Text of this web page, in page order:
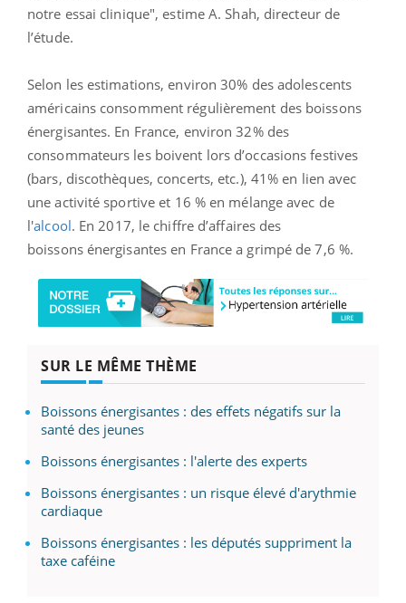
notre essai clinique", estime A. Shah, directeur de
l’étude.
Selon les estimations, environ 30% des adolescents
américains consomment régulièrement des boissons
énergisantes. En France, environ 32% des
consommateurs les boivent lors d’occasions festives
(bars, discothèques, concerts, etc.), 41% en lien avec
une activité sportive et 16 % en mélange avec de
l'alcool. En 2017, le chiffre d’affaires des
boissons énergisantes en France a grimpé de 7,6 %.
SUR LE MÊME THÈME
Boissons énergisantes : des effets négatifs sur la
santé des jeunes
Boissons énergisantes : l'alerte des experts
Boissons énergisantes : un risque élevé d'arythmie
cardiaque
Boissons énergisantes : les députés suppriment la
taxe caféine